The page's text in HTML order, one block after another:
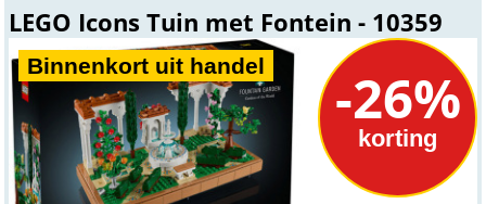
LEGO Icons Tuin met Fontein - 10359
Binnenkort uit handel -26%
korting